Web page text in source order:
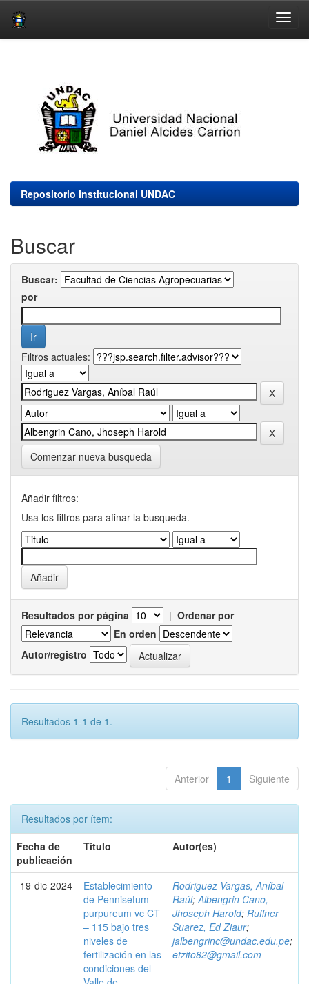
Repositorio Institucional UNDAC
Buscar
Buscar:
por
Filtros actuales:
Comenzar nueva busqueda
Añadir filtros:
Usa los filtros para afinar la busqueda.
Resultados por página | Ordenar por
En orden
Autor/registro
Resultados 1-1 de 1.
Anterior 1 Siguiente
Resultados por ítem:
Fecha de
publicación
Título Autor(es)
19-dic-2024
Establecimiento
de Pennisetum
purpureum vc CT
– 115 bajo tres
niveles de
fertilización en las
condiciones del
Rodriguez Vargas, Aníbal
Raúl;Albengrin Cano,
Jhoseph Harold; Ruffner
Suarez, Ed Ziaur;
jalbengrinc@undac.edu.pe;
etzito82@gmail.com